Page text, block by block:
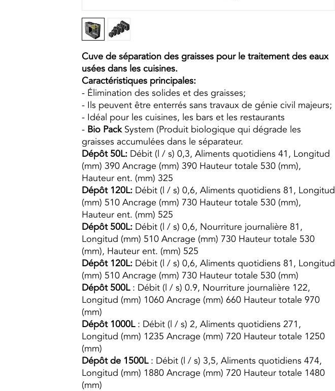
Cuve de séparation des graisses pour le traitement des eaux
usées dans les cuisines.
Caractéristiques principales:
- Élimination des solides et des graisses;
- Ils peuvent être enterrés sans travaux de génie civil majeurs;
- Idéal pour les cuisines, les bars et les restaurants
- Bio PackSystem (Produit biologique qui dégrade les
graisses accumulées dans le séparateur.
Dépôt 50L: Débit (l / s) 0,3, Aliments quotidiens 41, Longitud
(mm) 390 Ancrage (mm) 390 Hauteur totale 530 (mm),
Hauteur ent. (mm) 325
Dépôt 120L: Débit (l / s) 0,6, Aliments quotidiens 81, Longitud
(mm) 510 Ancrage (mm) 730 Hauteur totale 530 (mm),
Hauteur ent. (mm) 525
Dépôt 500L: Débit (l / s) 0,6, Nourriture journalière 81,
Longitud (mm) 510 Ancrage (mm) 730 Hauteur totale 530
(mm), Hauteur ent. (mm) 525
Dépôt 120L: Débit (l / s) 0,6, Aliments quotidiens 81, Longitud
(mm) 510 Ancrage (mm) 730 Hauteur totale 530 (mm)
Dépôt 500L: Débit (l / s) 0.9, Nourriture journalière 122,
Longitud (mm) 1060 Ancrage (mm) 660 Hauteur totale 970
(mm)
Dépôt 1000L: Débit (l / s) 2, Aliments quotidiens 271,
Longitud (mm) 1235 Ancrage (mm) 720 Hauteur totale 1250
(mm)
Dépôt de 1500L: Débit (l / s) 3,5, Aliments quotidiens 474,
Longitud (mm) 1880 Ancrage (mm) 720 Hauteur totale 1480
(mm)